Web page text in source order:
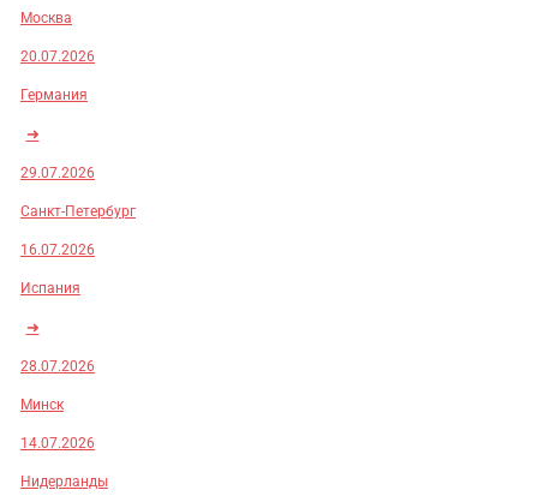
Москва
20.07.2026
Германия
➜
29.07.2026
Санкт-Петербург
16.07.2026
Испания
➜
28.07.2026
Минск
14.07.2026
Нидерланды